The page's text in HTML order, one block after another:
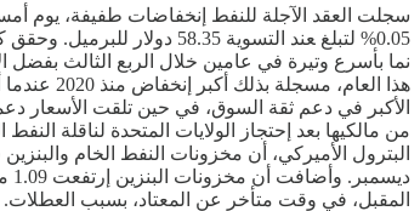
الأكبر في دعم ثقة السوق، في حين تلقت الأسعار
من مالكيها بعد إحتجاز الولايات المتحدة لناقلة
المقبل، في وقت متأخر عن المعتاد، بسبب العطلات.